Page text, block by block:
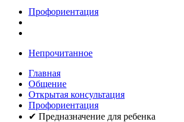
Профориентация
Непрочитанное
Главная
Общение
Открытая консультация
Профориентация
✔ Предназначение для ребенка